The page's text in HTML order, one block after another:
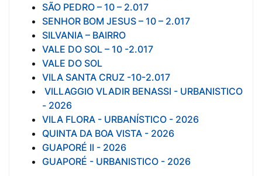
SÃO PEDRO – 10 – 2.017
SENHOR BOM JESUS – 10 – 2.017
SILVANIA – BAIRRO
VALE DO SOL – 10 -2.017
VALE DO SOL
VILA SANTA CRUZ -10-2.017
VILLAGGIO VLADIR BENASSI - URBANISTICO
- 2026
VILA FLORA - URBANÍSTICO - 2026
QUINTA DA BOA VISTA - 2026
GUAPORÉ II - 2026
GUAPORÉ - URBANISTICO - 2026